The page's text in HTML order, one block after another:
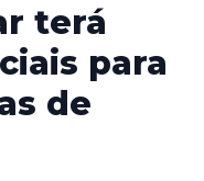
terá
para
de